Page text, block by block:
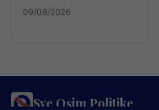
09/08/2026
Sve Osim Politike